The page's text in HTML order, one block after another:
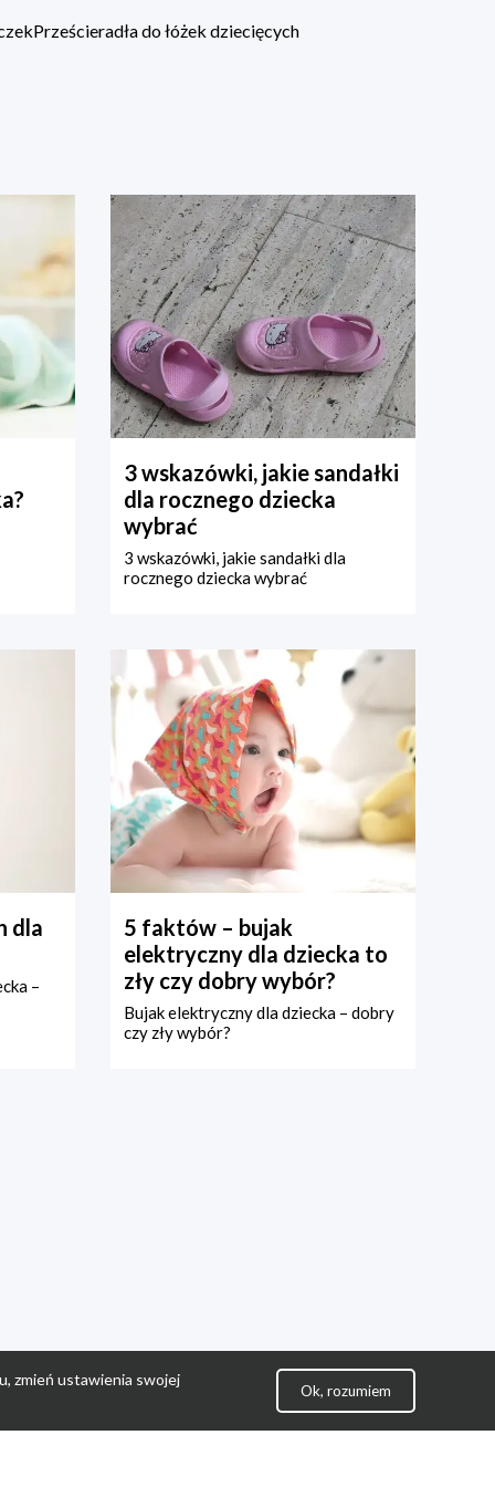
Prześcieradła do łóżek dziecięcych
3 wskazówki, jakie sandałki
dla rocznego dziecka
wybrać
3 wskazówki, jakie sandałki dla
rocznego dziecka wybrać
dla
–
5 faktów – bujak
elektryczny dla dziecka to
zły czy dobry wybór?
Bujak elektryczny dla dziecka – dobry
czy zły wybór?
zmień ustawienia swojej
Ok, rozumiem